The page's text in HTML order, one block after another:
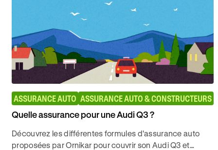
ASSURANCE AUTO ASSURANCE AUTO & CONSTRUCTEURS
Quelle assurance pour une Audi Q3 ?
Découvrez les différentes formules d'assurance auto
proposées par Ornikar pour couvrir son Audi Q3 et